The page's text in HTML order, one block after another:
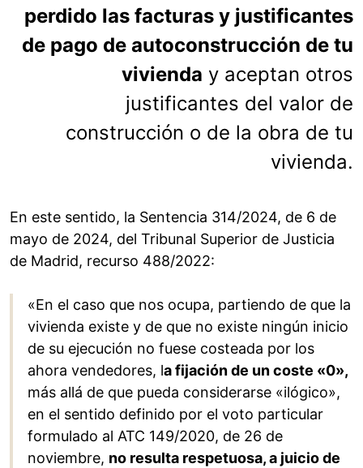
perdido las facturas y justificantes
de pago de autoconstrucción de tu
vivienda y aceptan otros
justificantes del valor de
construcción o de la obra de tu
vivienda.
En este sentido, la Sentencia 314/2024, de 6 de
mayo de 2024, del Tribunal Superior de Justicia
de Madrid, recurso 488/2022:
«En el caso que nos ocupa, partiendo de que la
vivienda existe y de que no existe ningún inicio
de su ejecución no fuese costeada por los
ahora vendedores, la fijación de un coste «0»,
más allá de que pueda considerarse «ilógico»,
en el sentido definido por el voto particular
formulado al ATC 149/2020, de 26 de
noviembre, no resulta respetuosa, a juicio de